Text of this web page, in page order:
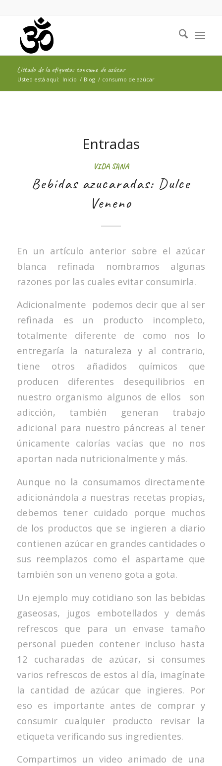
Listado de la etiqueta: consumo de azúcar
Usted está aquí: Inicio / Blog / consumo de azúcar
Entradas
VIDA SANA
Bebidas azucaradas: Dulce
Veneno
En un artículo anterior sobre el azúcar
blanca refinada nombramos algunas
razones por las cuales evitar consumirla.
Adicionalmente podemos decir que al ser
refinada es un producto incompleto,
totalmente diferente de como nos lo
entregaría la naturaleza y al contrario,
tiene otros añadidos químicos que
producen diferentes desequilibrios en
nuestro organismo algunos de ellos son
adicción, también generan trabajo
adicional para nuestro páncreas al tener
únicamente calorías vacías que no nos
aportan nada nutricionalmente y más.
Aunque no la consumamos directamente
adicionándola a nuestras recetas propias,
debemos tener cuidado porque muchos
de los productos que se ingieren a diario
contienen azúcar en grandes cantidades o
sus reemplazos como el aspartame que
también son un veneno gota a gota.
Un ejemplo muy cotidiano son las bebidas
gaseosas, jugos embotellados y demás
refrescos que para un envase tamaño
personal pueden contener incluso hasta
12 cucharadas de azúcar, si consumes
varios refrescos de estos al día, imagínate
la cantidad de azúcar que ingieres. Por
eso es importante antes de comprar y
consumir cualquier producto revisar la
etiqueta verificando sus ingredientes.
Compartimos un video animado de una